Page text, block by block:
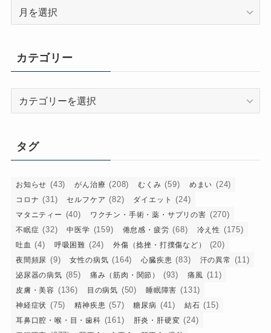
ブ
カテゴリー
ー
タグ
お知らせ (43) がん治療 (208) むくみ (59) めまい (24)
コロナ (31) セルフケア (82) ダイエット (24)
マタニティー (40) ワクチン・手術・薬・サプリの害 (270)
不眠症 (32) 中医学 (159) 倦怠感・疲労 (68) 冷え性 (175)
吐血 (4) 呼吸困難 (24) 外傷（捻挫・打撲傷など） (20)
夜間頻尿 (9) 女性の病気 (164) 心臓疾患 (83) 汗の異常 (11)
泌尿器の病気 (85) 痛み（筋肉・関節） (93) 痛風 (11)
皮膚・美容 (136) 目の病気 (50) 睡眠障害 (131)
神経症状 (75) 精神疾患 (57) 糖尿病 (41) 結石 (15)
耳鼻口腔・喉・目・歯科 (161) 肝炎・肝硬変 (24)